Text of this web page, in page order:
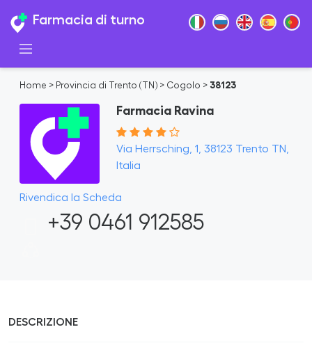
Farmacia di turno
Home > Provincia di Trento (TN) > Cogolo > 38123
Farmacia Ravina
Via Herrsching, 1, 38123 Trento TN,
Italia
Rivendica la Scheda
+39 0461 912585
DESCRIZIONE